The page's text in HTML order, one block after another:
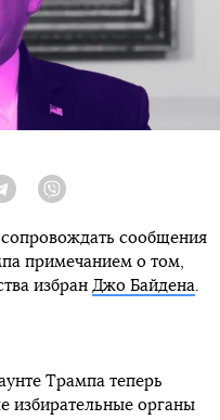
Telegram
сообщения
примечанием о том,
избран Джо Байдена.
Трампа теперь
избирательные органы